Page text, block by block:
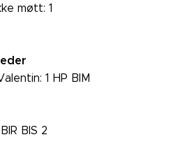
møtt: 1
1 HP BIM
BIS 2